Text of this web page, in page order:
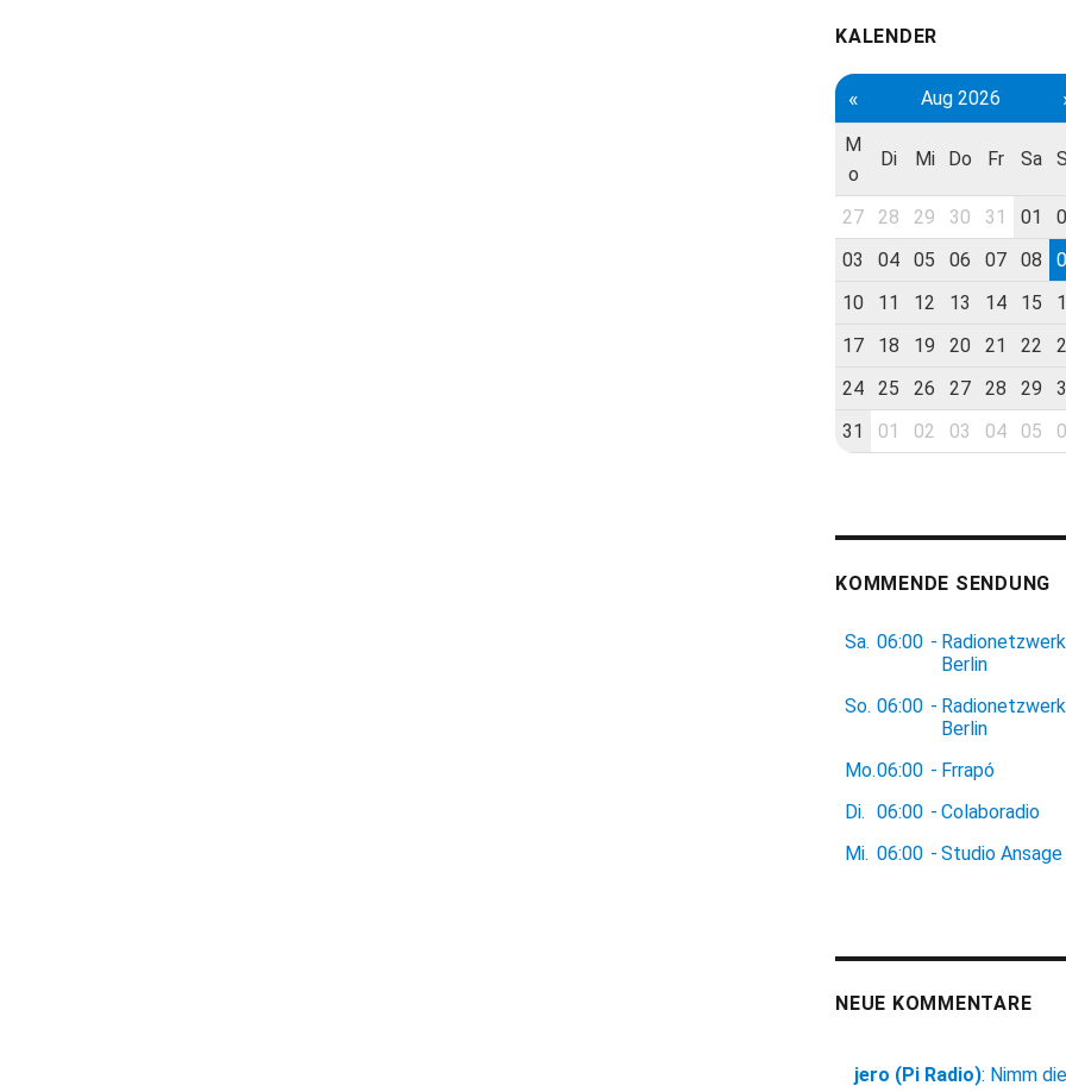
KALENDER
« Aug 2026
M
o
Di Mi Do Fr Sa
27 28 29 30 31 01
03
04 05 06 07 08
10
11 12 13 14 15
17
18 19 20 21 22
24
25 26 27 28 29
31
01 02 03 04 05
KOMMENDE SENDUNG
Sa. 06:00 - Radionetzwerk
Berlin
So. 06:00 - Radionetzwerk
Berlin
Mo.06:00 - Frrapó
Di. 06:00 - Colaboradio
Mi. 06:00 - Studio Ansage
NEUE KOMMENTARE
jero (Pi Radio): Nimm die